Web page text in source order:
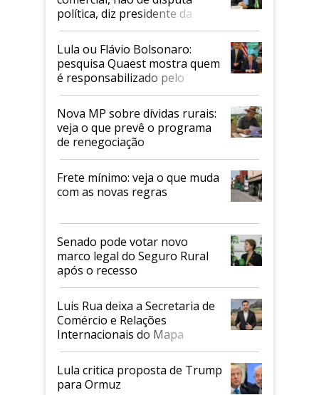
política, diz presidente da
Faesp
Lula ou Flávio Bolsonaro:
pesquisa Quaest mostra quem
é responsabilizado pelo
tarifaço dos EUA
Nova MP sobre dívidas rurais:
veja o que prevê o programa
de renegociação
Frete mínimo: veja o que muda
com as novas regras
Senado pode votar novo
marco legal do Seguro Rural
após o recesso
Luis Rua deixa a Secretaria de
Comércio e Relações
Internacionais do Mapa
Lula critica proposta de Trump
para Ormuz